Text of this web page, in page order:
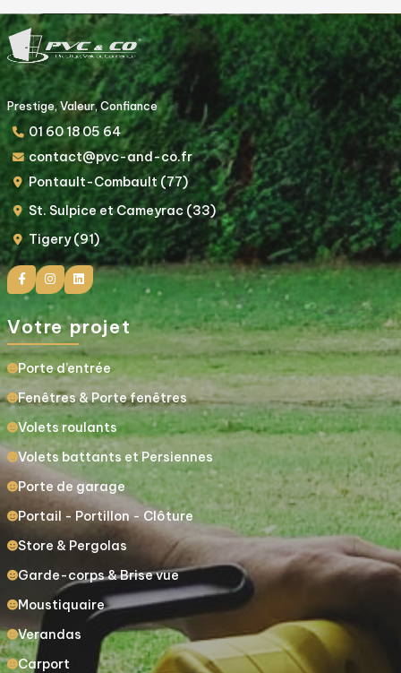
Prestige, Valeur, Confiance
01 60 18 05 64
contact@pvc-and-co.fr
Pontault-Combault (77)
St. Sulpice et Cameyrac (33)
Tigery (91)
Votre projet
Porte d’entrée
Fenêtres & Porte fenêtres
Volets roulants
Volets battants et Persiennes
Porte de garage
Portail - Portillon - Clôture
Store & Pergolas
Garde-corps & Brise vue
Moustiquaire
Verandas
Carport